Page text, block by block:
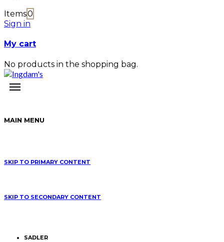
Items0
Sign in
My cart
No products in the shopping bag.
MAIN MENU
SKIP TO PRIMARY CONTENT
SKIP TO SECONDARY CONTENT
SADLER